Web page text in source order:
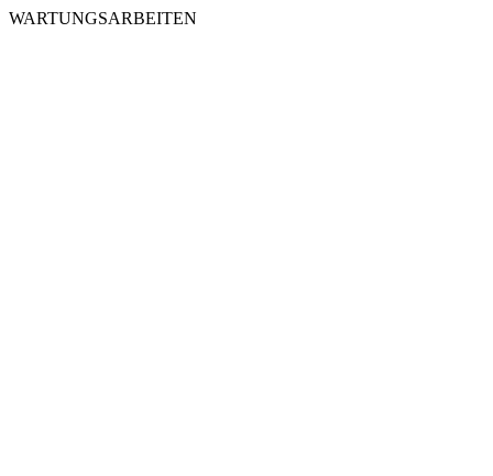
WARTUNGSARBEITEN